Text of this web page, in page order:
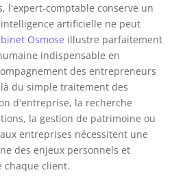
l'expert-comptable conserve un
artificielle ne peut
Osmose illustre parfaitement
indispensable en
des entrepreneurs
du simple traitement des
d'entreprise, la recherche
la gestion de patrimoine ou
entreprises nécessitent une
des enjeux personnels et
chaque client.